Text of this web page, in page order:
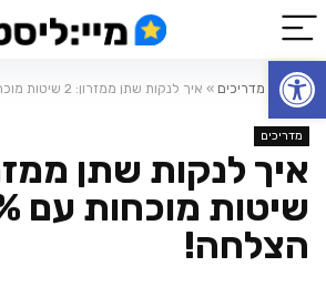
פתח סרגל נגישות
ראשי מדריכים » איך לנקות שתן ממזרון: 2 שיטות מוכחות עם 100% הצלחה!
מדריכים
הצלחה!